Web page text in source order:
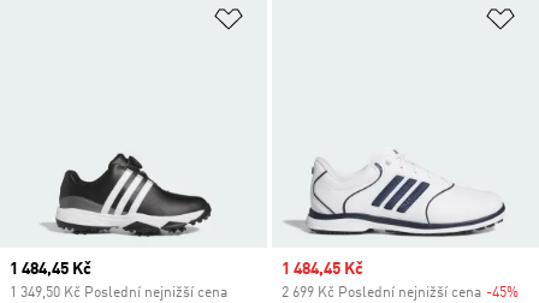
Current price
1 484,45 Kč
1 349,50 Kč Poslední nejnižší cena
Sale price
1 484,45 Kč
2 699 Kč Poslední nejnižší cena -45%